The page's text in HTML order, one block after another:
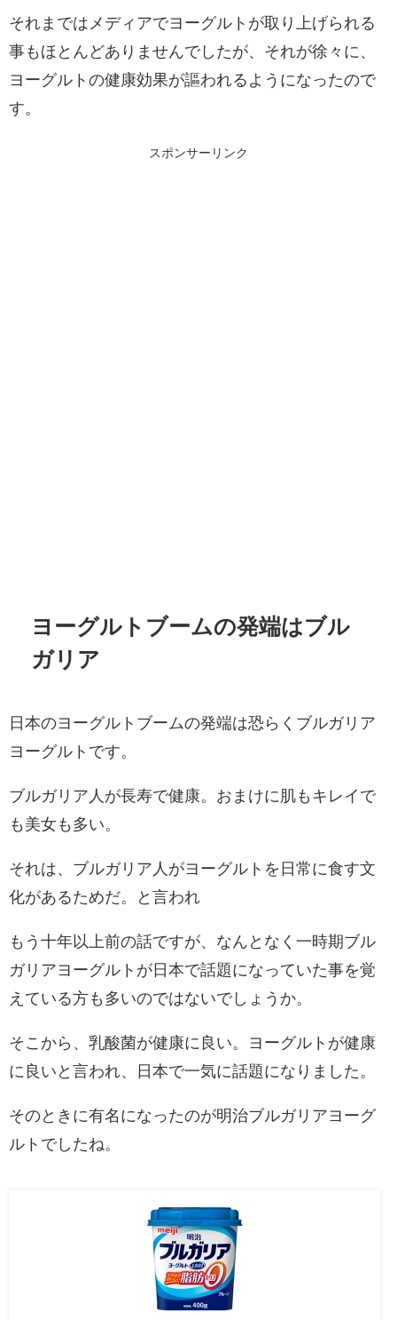
それまではメディアでヨーグルトが取り上げられる
事もほとんどありませんでしたが、それが徐々に、
ヨーグルトの健康効果が謳われるようになったので
す。
スポンサーリンク
ヨーグルトブームの発端はブル
ガリア
日本のヨーグルトブームの発端は恐らくブルガリア
ヨーグルトです。
ブルガリア人が長寿で健康。おまけに肌もキレイで
も美女も多い。
それは、ブルガリア人がヨーグルトを日常に食す文
化があるためだ。と言われ
もう十年以上前の話ですが、なんとなく一時期ブル
ガリアヨーグルトが日本で話題になっていた事を覚
えている方も多いのではないでしょうか。
そこから、乳酸菌が健康に良い。ヨーグルトが健康
に良いと言われ、日本で一気に話題になりました。
そのときに有名になったのが明治ブルガリアヨーグ
ルトでしたね。